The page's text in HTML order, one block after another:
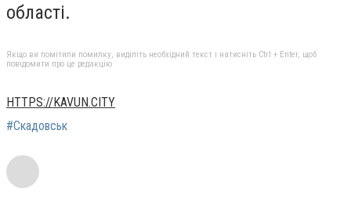
області.
Якщо ви помітили помилку, виділіть необхідний текст і натисніть Ctrl + Enter, щоб
повідомити про це редакцію
HTTPS://KAVUN.CITY
#Скадовськ